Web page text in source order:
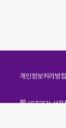
개인정보처리방침
주소
(07251) 서울